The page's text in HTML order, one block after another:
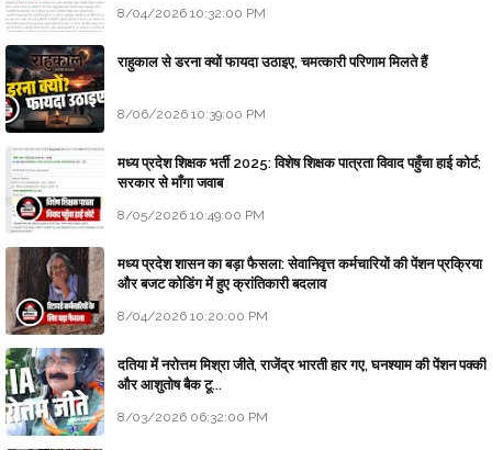
8/04/2026 10:32:00 PM
राहुकाल से डरना क्यों फायदा उठाइए, चमत्कारी परिणाम मिलते हैं
8/06/2026 10:39:00 PM
मध्य प्रदेश शिक्षक भर्ती 2025: विशेष शिक्षक पात्रता विवाद पहुँचा हाई कोर्ट;
सरकार से माँगा जवाब
8/05/2026 10:49:00 PM
मध्य प्रदेश शासन का बड़ा फैसला: सेवानिवृत्त कर्मचारियों की पेंशन प्रक्रिया
और बजट कोडिंग में हुए क्रांतिकारी बदलाव
8/04/2026 10:20:00 PM
दतिया में नरोत्तम मिश्रा जीते, राजेंद्र भारती हार गए, घनश्याम की पेंशन पक्की
और आशुतोष बैक टू...
8/03/2026 06:32:00 PM